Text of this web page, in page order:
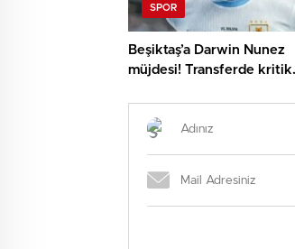
SPOR
Beşiktaş’a Darwin Nunez
müjdesi! Transferde kritik